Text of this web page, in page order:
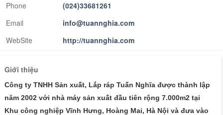
Phone
(024)33681261
Email
info@tuannghia.com
WebSite
http://tuannghia.com
Giới thiệu
Công ty TNHH Sản xuất, Lắp ráp Tuấn Nghĩa được thành lập
năm 2002 với nhà máy sản xuất đầu tiên rộng 7.000m2 tại
Khu công nghiệp Vĩnh Hưng, Hoàng Mai, Hà Nội và đưa vào